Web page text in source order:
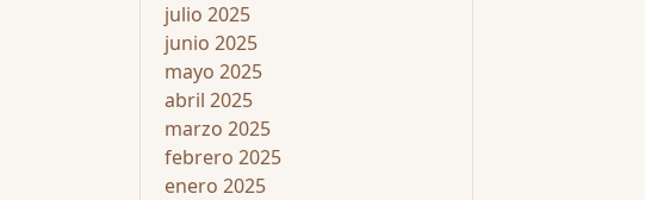
julio 2025
junio 2025
mayo 2025
abril 2025
marzo 2025
febrero 2025
enero 2025